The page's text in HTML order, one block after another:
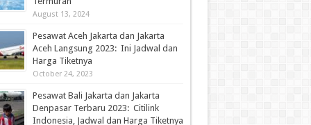
August 13, 2024
Pesawat Aceh Jakarta dan Jakarta
Aceh Langsung 2023: Ini Jadwal dan
Harga Tiketnya
October 24, 2023
Pesawat Bali Jakarta dan Jakarta
Denpasar Terbaru 2023: Citilink
Indonesia, Jadwal dan Harga Tiketnya